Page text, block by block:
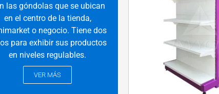
las góndolas que se ubican
en el centro de la tienda,
o negocio. Tiene dos
para exhibir sus productos
en niveles regulables.
VER MÁS